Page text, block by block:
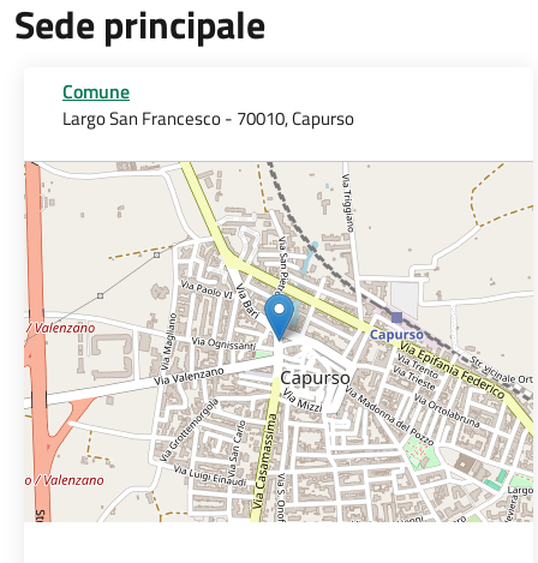
Sede principale
Comune
Largo San Francesco - 70010, Capurso